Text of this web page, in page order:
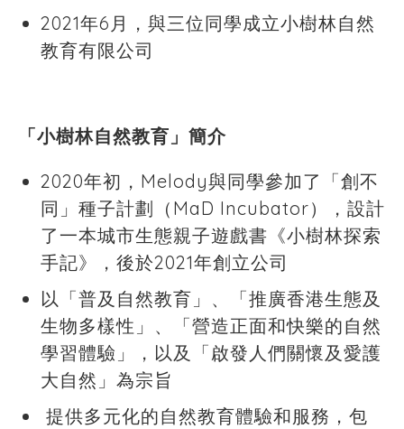
2021年6月，與三位同學成立小樹林自然
教育有限公司
「小樹林自然教育」簡介
2020年初，Melody與同學參加了「創不
同」種子計劃（MaD Incubator），設計
了一本城市生態親子遊戲書《小樹林探索
手記》，後於2021年創立公司
以「普及自然教育」、「推廣香港生態及
生物多樣性」、「營造正面和快樂的自然
學習體驗」，以及「啟發人們關懷及愛護
大自然」為宗旨
提供多元化的自然教育體驗和服務，包